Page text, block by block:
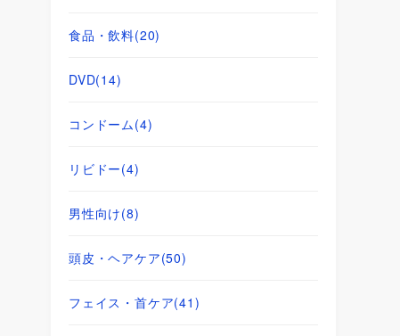
食品・飲料(20)
DVD(14)
コンドーム(4)
リビドー(4)
男性向け(8)
頭皮・ヘアケア(50)
フェイス・首ケア(41)